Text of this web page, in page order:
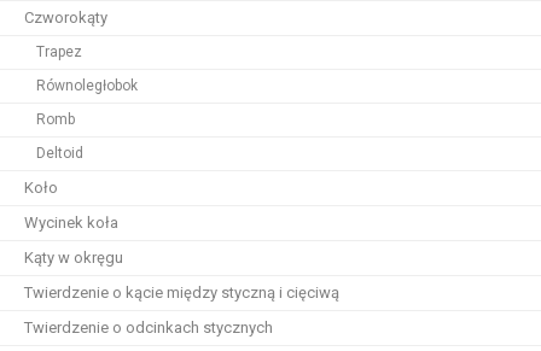
Czworokąty
Trapez
Równoległobok
Romb
Deltoid
Koło
Wycinek koła
Kąty w okręgu
Twierdzenie o kącie między styczną i cięciwą
Twierdzenie o odcinkach stycznych